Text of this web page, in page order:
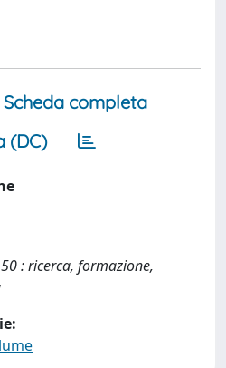
Scheda completa
(DC)
: ricerca, formazione,